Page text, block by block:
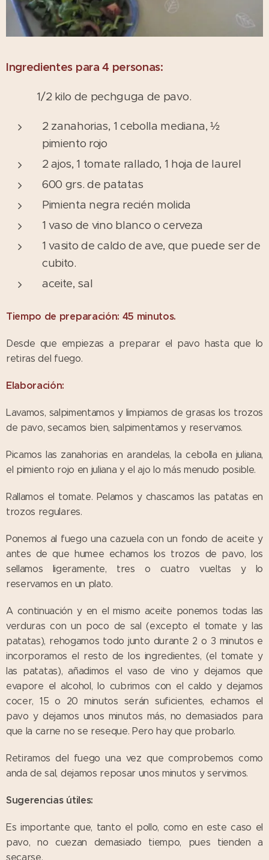
Ingredientes para 4 personas:
1/2 kilo de pechguga de pavo.
2 zanahorias, 1 cebolla mediana, ½
pimiento rojo
2 ajos, 1 tomate rallado, 1 hoja de laurel
600 grs. de patatas
Pimienta negra recién molida
1 vaso de vino blanco o cerveza
1 vasito de caldo de ave, que puede ser de
cubito.
aceite, sal
Tiempo de preparación: 45 minutos.
Desde que empiezas a preparar el pavo hasta que lo
retiras del fuego.
Elaboración:
Lavamos, salpimentamos y limpiamos de grasas los trozos
de pavo, secamos bien, salpimentamos y reservamos.
Picamos las zanahorias en arandelas, la cebolla en juliana,
el pimiento rojo en juliana y el ajo lo más menudo posible.
Rallamos el tomate. Pelamos y chascamos las patatas en
trozos regulares.
Ponemos al fuego una cazuela con un fondo de aceite y
antes de que humee echamos los trozos de pavo, los
sellamos ligeramente, tres o cuatro vueltas y lo
reservamos en un plato.
A continuación y en el mismo aceite ponemos todas las
verduras con un poco de sal (excepto el tomate y las
patatas), rehogamos todo junto durante 2 o 3 minutos e
incorporamos el resto de los ingredientes, (el tomate y
las patatas), añadimos el vaso de vino y dejamos que
evapore el alcohol, lo cubrimos con el caldo y dejamos
cocer, 15 o 20 minutos serán suficientes, echamos el
pavo y dejamos unos minutos más, no demasiados para
que la carne no se reseque. Pero hay que probarlo.
Retiramos del fuego una vez que comprobemos como
anda de sal, dejamos reposar unos minutos y servimos.
Sugerencias útiles:
Es importante que, tanto el pollo, como en este caso el
pavo, no cuezan demasiado tiempo, pues tienden a
secarse.